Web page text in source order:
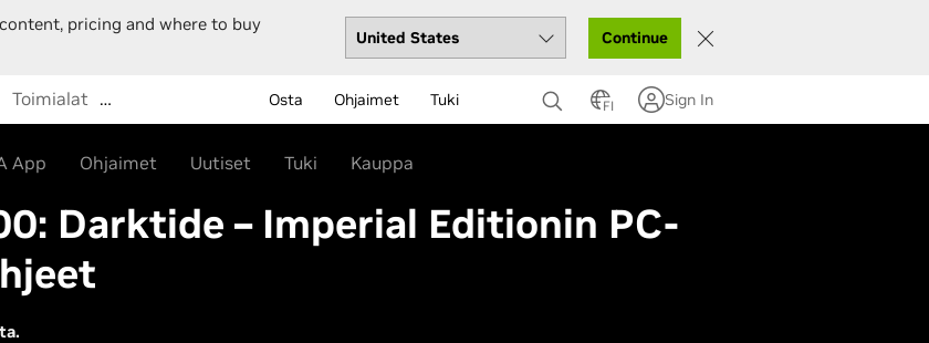
pricing and where to buy
Continue
Toimialat … Osta Ohjaimet Tuki FI Sign In
App Ohjaimet Uutiset Tuki Kauppa
Darktide – Imperial Editionin PC-